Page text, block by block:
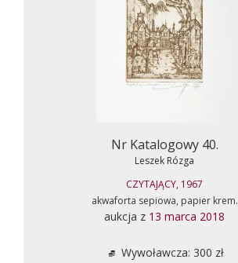
Nr Katalogowy 40.
Leszek Rózga
CZYTAJĄCY, 1967
akwaforta sepiowa, papier krem.
aukcja z 13 marca 2018
Wywoławcza: 300 zł